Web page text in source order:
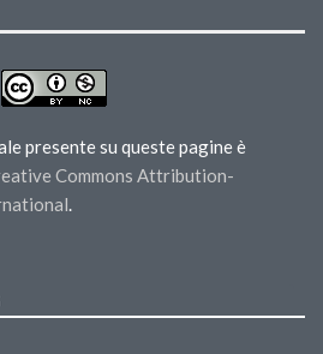
presente su queste pagine è
Commons Attribution-
.